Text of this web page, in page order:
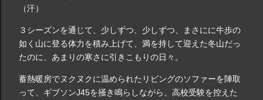
（汗）
３シーズンを通じて、少しずつ、少しずつ、まさにに牛歩の
如く山に登る体力を積み上げて、満を持して迎えた冬山だっ
たのに、あまりの寒さに引きこもりの日々。
蓄熱暖房でヌクヌクに温められたリビングのソファーを陣取
って、ギブソンJ45を掻き鳴らしながら、高校受験を控えた